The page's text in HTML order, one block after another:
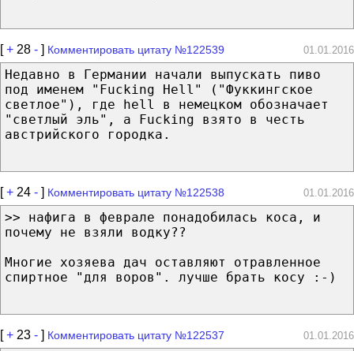
[+ 28 - ] Комментировать цитату №122539 01.01.2016
Недавно в Германии начали выпускать пиво
под именем "Fucking Hell" ("Фуккингское
светлое"), где hell в немецком обозначает
"светлый эль", а Fucking взято в честь
австрийского городка.
[+ 24 - ] Комментировать цитату №122538 01.01.2016
>> нафига в феврале понадобилась коса, и
почему не взяли водку??
Многие хозяева дач оставляют отравленное
спиртное "для воров". лучше брать косу :-)
[+ 23 - ] Комментировать цитату №122537 01.01.2016